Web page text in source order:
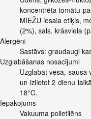
koncentrēta tomātu
MIEŽU iesala etiķis,
(2%), sals, krāsviela
Alergēni
Sastāvs: graudaugi
Uzglabāšanas nosacījumi
Uzglabāt vēsā, sausā
un izlietot 2 dienu
18°C.
Iepakojums
Vakuuma polietilēns